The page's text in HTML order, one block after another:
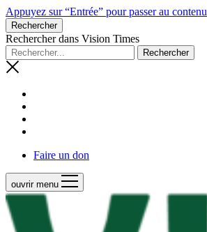
Appuyez sur “Entrée” pour passer au contenu
Rechercher
Rechercher dans Vision Times
Faire un don
ouvrir menu